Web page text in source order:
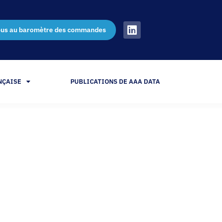
au baromètre des commandes
PUBLICATIONS DE AAA DATA